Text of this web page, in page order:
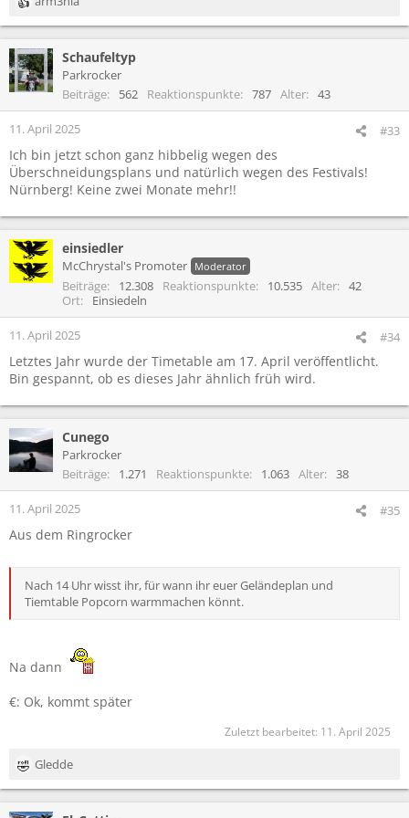
R
e
k
t
i
n
n
:
Schaufeltyp
Parkrocker
Beiträge
562 Reaktionspunkte 787 Alter 43
11. April 2025 #33
Ich bin jetzt schon ganz hibbelig wegen des
Überschneidungsplans und natürlich wegen des Festivals!
Nürnberg! Keine zwei Monate mehr!!
einsiedler
McChrystal's Promoter Moderator
Beiträge 12.308 Reaktionspunkte 10.535 Alter
42
Ort
Einsiedeln
11. April 2025 #34
Letztes Jahr wurde der Timetable am 17. April veröffentlicht.
Bin gespannt, ob es dieses Jahr ähnlich früh wird.
Cunego
Parkrocker
Beiträge
1.271 Reaktionspunkte 1.063 Alter 38
11. April 2025 #35
Aus dem Ringrocker
Nach 14 Uhr wisst ihr, für wann ihr euer Geländeplan und
Tiemtable Popcorn warmmachen könnt.
Na dann
€: Ok, kommt später
Zuletzt bearbeitet: 11. April 2025
R
e
Gledde